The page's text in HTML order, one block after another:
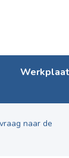
vraag naar de